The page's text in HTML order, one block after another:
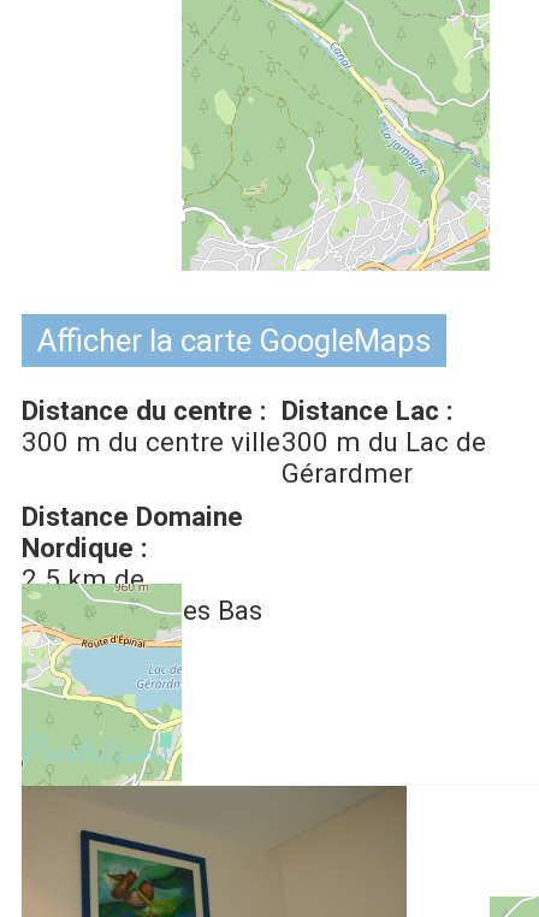
Afficher la carte GoogleMaps
Distance du centre :
300 m du centre ville
Distance Lac :
300 m du Lac de
Gérardmer
Distance Domaine
Nordique :
2.5 km de
Gérardmer - les Bas
Rupts
Prestations